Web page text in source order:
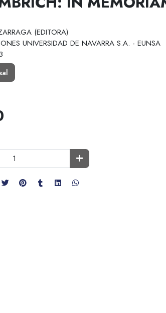
(EDITORA)
UNIVERSIDAD DE NAVARRA S.A. - EUNSA